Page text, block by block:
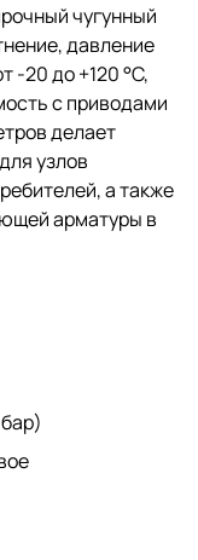
чугунный
давление
-20 до +120 °C,
с приводами
делает
узлов
а также
арматуры в